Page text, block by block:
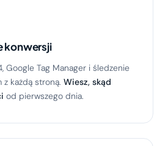
konwersji
Google Tag Manager i śledzenie
z każdą stroną. Wiesz, skąd
od pierwszego dnia.